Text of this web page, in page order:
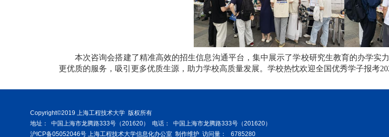
本次咨询会搭建了精准高效的招生信息沟通平台，集中展示了学校研究生教育的办学实
更优质的服务，吸引更多优质生源，助力学校高质量发展。学校热忱欢迎全国优秀学子报考
Copyright©2019 上海工程技术大学 版权所有
地址：
中国上海市龙腾路333号（201620） 电话：
中国上海市龙腾路333号（201620）
沪ICP备05052046号 上海工程技术大学信息化办公室 制作维护 访问量： 6785280